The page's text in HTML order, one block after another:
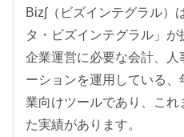
Biz∫（ビズインテグラル）
タ・ビズインテグラル」が
企業運営に必要な会計、
ーションを運用している
業向けツールであり、これ
た実績があります。